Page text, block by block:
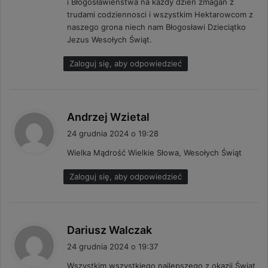
trudami codziennosci i wszystkim Hektarowcom z
naszego grona niech nam Błogosławi Dzieciątko
Jezus Wesołych Świąt.
Zaloguj się, aby odpowiedzieć
Andrzej Wzietal
z
e
:
24 grudnia 2024 o 19:28
Wielka Mądrość Wielkie Słowa, Wesołych Świąt
Zaloguj się, aby odpowiedzieć
Dariusz Walczak
24 grudnia 2024 o 19:37
Wszystkim wszystkiego najlepszego z okazji Świąt